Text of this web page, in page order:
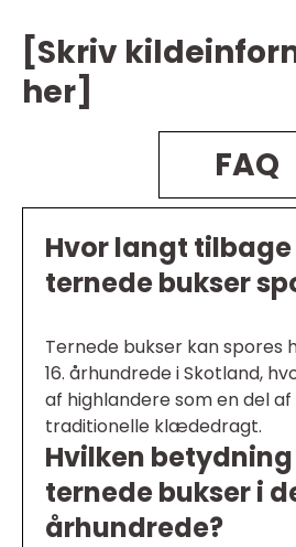
[Skriv
her]
FAQ
Hvor langt
ternede bukser
Ternede bukser kan spores
16. århundrede i Skotland,
af highlandere som en del af
traditionelle klædedragt.
Hvilken
ternede bukser i
århundrede?